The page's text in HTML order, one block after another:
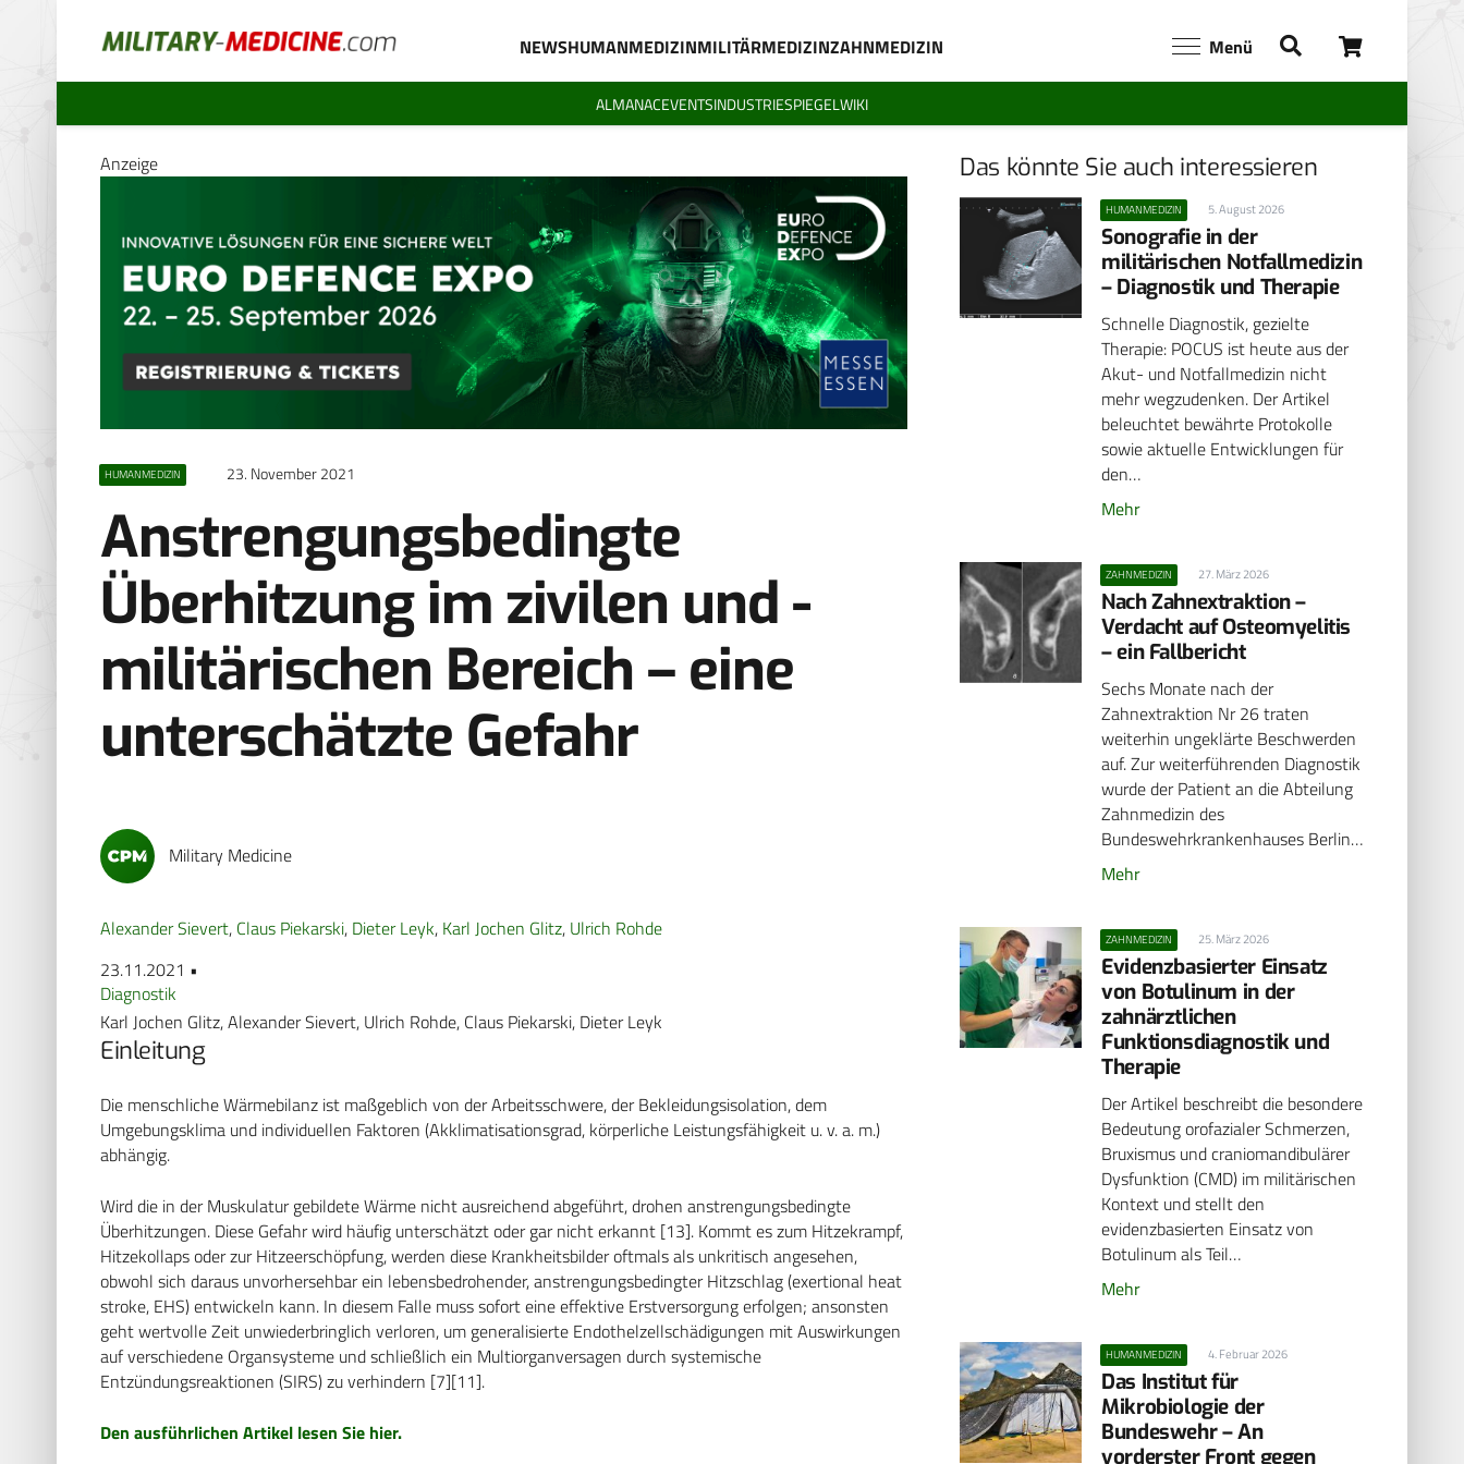
NEWSHUMANMEDIZINMILITÄRMEDIZINZAHNMEDIZIN Menü
ALMANACEVENTSINDUSTRIESPIEGELWIKI
Anzeige
HUMANMEDIZIN 23. November 2021
Anstrengungsbedingte
Überhitzung im zivilen und ­
militärischen Bereich – eine
unterschätzte Gefahr
Military Medicine
Alexander Sievert, Claus Piekarski, Dieter Leyk, Karl Jochen Glitz, Ulrich Rohde
23.11.2021 •
Diagnostik
Karl Jochen Glitz, Alexander Sievert, Ulrich Rohde, Claus Piekarski, Dieter Leyk
Einleitung
Die menschliche Wärmebilanz ist maßgeblich von der Arbeitsschwere, der Bekleidungsisolation, dem
Umgebungsklima und individuellen Faktoren (Akklimatisationsgrad, körperliche Leistungsfähigkeit u. v. a. m.)
abhängig.
Wird die in der Muskulatur gebildete Wärme nicht ausreichend abgeführt, drohen anstrengungsbedingte
Überhitzungen. Diese Gefahr wird häufig unterschätzt oder gar nicht erkannt [13]. Kommt es zum Hitzekrampf,
Hitzekollaps oder zur Hitzeerschöpfung, werden diese Krankheitsbilder oftmals als unkritisch angesehen,
obwohl sich daraus unvorhersehbar ein lebensbedrohender, anstrengungsbedingter Hitzschlag (exertional heat
stroke, EHS) entwickeln kann. In diesem Falle muss sofort eine effektive Erstversorgung erfolgen; ansonsten
geht wertvolle Zeit unwiederbringlich verloren, um generalisierte Endothelzellschädigungen mit Auswirkungen
auf verschiedene Organsysteme und schließlich ein Multiorganversagen durch systemische
Entzündungsreaktionen (SIRS) zu verhindern [7][11].
Den ausführlichen Artikel lesen Sie hier.
Das könnte Sie auch interessieren
HUMANMEDIZIN 5. August 2026
Sonografie in der
militärischen Notfallmedizin
– Diagnostik und Therapie
Schnelle Diagnostik, gezielte
Therapie: POCUS ist heute aus der
Akut- und Notfallmedizin nicht
mehr wegzudenken. Der Artikel
beleuchtet bewährte Protokolle
sowie aktuelle Entwicklungen für
den…
Mehr
ZAHNMEDIZIN 27. März 2026
Nach Zahnextraktion –
Verdacht auf Osteomyelitis
– ein Fallbericht
Sechs Monate nach der
Zahnextraktion Nr 26 traten
weiterhin ungeklärte Beschwerden
auf. Zur weiterführenden Diagnostik
wurde der Patient an die Abteilung
Zahnmedizin des
Bundeswehrkrankenhauses Berlin…
Mehr
ZAHNMEDIZIN 25. März 2026
Evidenzbasierter Einsatz
von Botulinum in der
zahnärztlichen
Funktionsdiagnostik und
Therapie
Der Artikel beschreibt die besondere
Bedeutung orofazialer Schmerzen,
Bruxismus und craniomandibulärer
Dysfunktion (CMD) im militärischen
Kontext und stellt den
evidenzbasierten Einsatz von
Botulinum als Teil…
Mehr
HUMANMEDIZIN 4. Februar 2026
Das Institut für
Mikrobiologie der
Bundeswehr – An
vorderster Front gegen